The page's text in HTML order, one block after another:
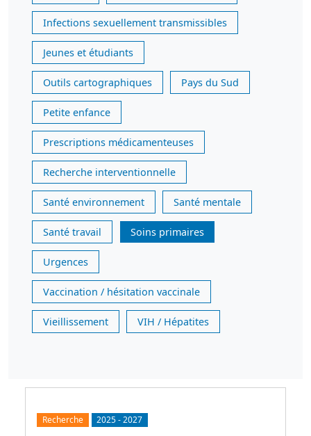
Infections sexuellement transmissibles
Jeunes et étudiants
Outils cartographiques Pays du Sud
Petite enfance
Prescriptions médicamenteuses
Recherche interventionnelle
Santé environnement Santé mentale
Santé travail Soins primaires
Urgences
Vaccination / hésitation vaccinale
Vieillissement VIH / Hépatites
Recherche 2025-2027